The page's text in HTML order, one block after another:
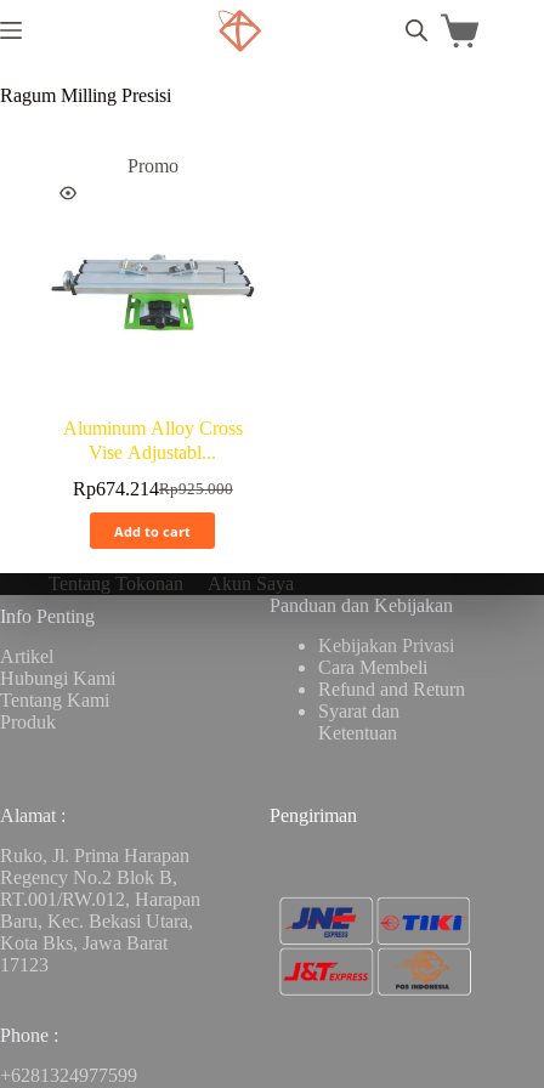
Ragum Milling Presisi
Promo
Aluminum Alloy Cross
Vise Adjustabl...
Rp925.000
Rp674.214
Add to cart
Tentang Tokonan
Akun Saya
Info Penting
Artikel
Hubungi Kami
Tentang Kami
Produk
Panduan dan Kebijakan
Kebijakan Privasi
Cara Membeli
Refund and Return
Syarat dan
Ketentuan
Alamat :
Ruko, Jl. Prima Harapan
Regency No.2 Blok B,
RT.001/RW.012, Harapan
Baru, Kec. Bekasi Utara,
Kota Bks, Jawa Barat
17123
Phone :
+6281324977599
Pengiriman